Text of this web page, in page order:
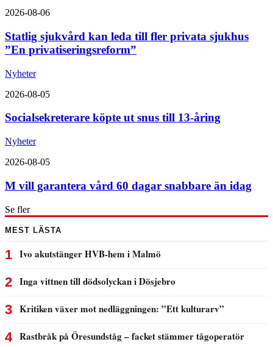
2026-08-06
Statlig sjukvård kan leda till fler privata sjukhus
”En privatiseringsreform”
Nyheter
2026-08-05
Socialsekreterare köpte ut snus till 13-åring
Nyheter
2026-08-05
M vill garantera vård 60 dagar snabbare än idag
Se fler